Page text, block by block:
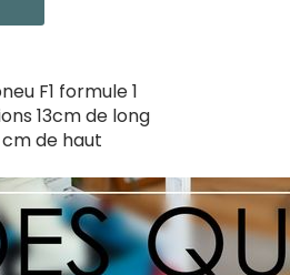
F1 formule 1
13cm de long
cm de haut